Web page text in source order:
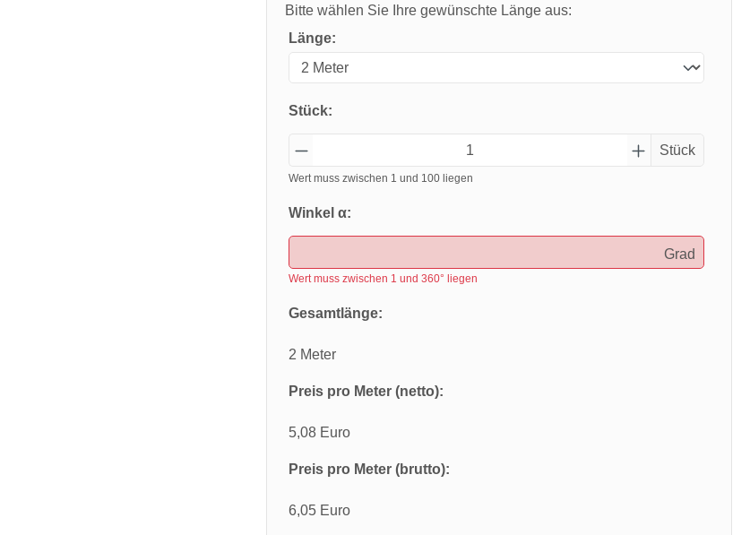
Bitte wählen Sie Ihre gewünschte Länge aus:
Länge:
Stück:
Stück
Wert muss zwischen 1 und 100 liegen
Winkel α:
Grad
Wert muss zwischen 1 und 360° liegen
Gesamtlänge:
2 Meter
Preis pro Meter (netto):
5,08 Euro
Preis pro Meter (brutto):
6,05 Euro